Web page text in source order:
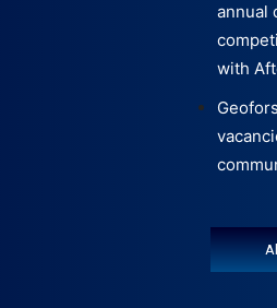
annual
with